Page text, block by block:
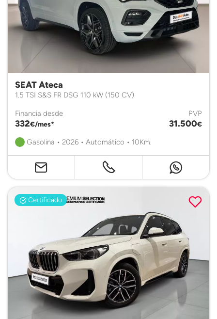
SEAT Ateca
1.5 TSI S&S FR DSG 110 kW (150 CV)
Financia desde
332€/mes*
PVP
31.500€
Gasolina • 2026 • Automático • 10Km.
Certificado